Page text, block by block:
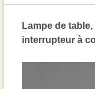
Lampe de
interrupteur à